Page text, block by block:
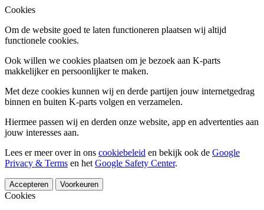
Cookies
Om de website goed te laten functioneren plaatsen wij altijd
functionele cookies.
Ook willen we cookies plaatsen om je bezoek aan K-parts
makkelijker en persoonlijker te maken.
Met deze cookies kunnen wij en derde partijen jouw internetgedrag
binnen en buiten K-parts volgen en verzamelen.
Hiermee passen wij en derden onze website, app en advertenties aan
jouw interesses aan.
Lees er meer over in ons cookiebeleid en bekijk ook de Google
Privacy & Terms en het Google Safety Center.
Accepteren Voorkeuren
Cookies